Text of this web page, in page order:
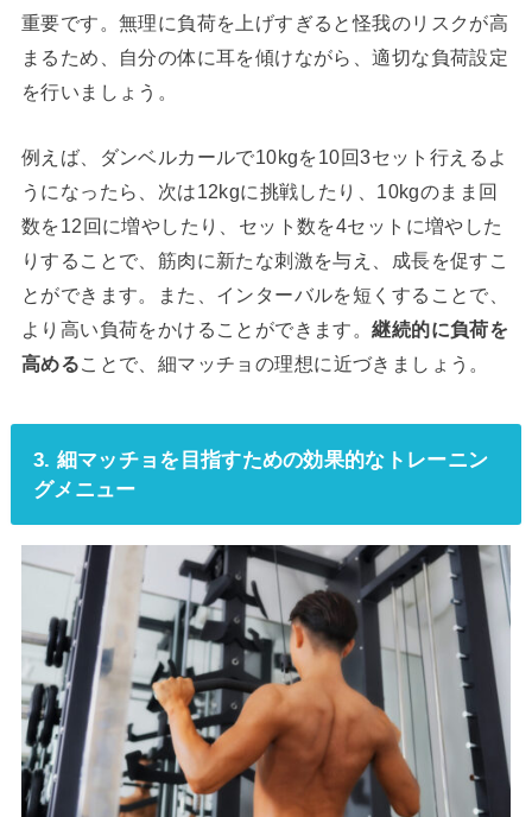
重要です。無理に負荷を上げすぎると怪我のリスクが高
まるため、自分の体に耳を傾けながら、適切な負荷設定
を行いましょう。
例えば、ダンベルカールで10kgを10回3セット行えるよ
うになったら、次は12kgに挑戦したり、10kgのまま回
数を12回に増やしたり、セット数を4セットに増やした
りすることで、筋肉に新たな刺激を与え、成長を促すこ
とができます。また、インターバルを短くすることで、
より高い負荷をかけることができます。継続的に負荷を
高めることで、細マッチョの理想に近づきましょう。
3. 細マッチョを目指すための効果的なトレーニン
グメニュー